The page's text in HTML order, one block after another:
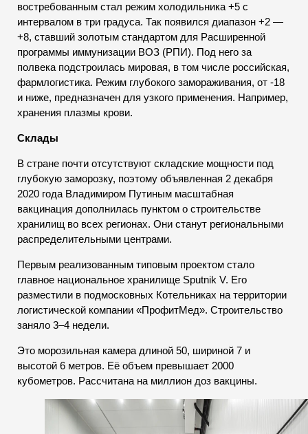
востребованным стал режим холодильника +5 с
интервалом в три градуса. Так появился диапазон +2 —
+8, ставший золотым стандартом для Расширенной
программы иммунизации ВОЗ (РПИ). Под него за
полвека подстроилась мировая, в том числе российская,
фармлогистика. Режим глубокого замораживания, от -18
и ниже, предназначен для узкого применения. Например,
хранения плазмы крови.
Склады
В стране почти отсутствуют складские мощности под
глубокую заморозку, поэтому объявленная 2 декабря
2020 года Владимиром Путиным масштабная
вакцинация дополнилась пунктом о строительстве
хранилищ во всех регионах. Они станут региональными
распределительными центрами.
Первым реализованным типовым проектом стало
главное национальное хранилище Sputnik V. Его
разместили в подмосковных Котельниках на территории
логистической компании «ПрофитМед». Строительство
заняло 3–4 недели.
Это морозильная камера длиной 50, шириной 7 и
высотой 6 метров. Её объем превышает 2000
кубометров. Рассчитана на миллион доз вакцины.